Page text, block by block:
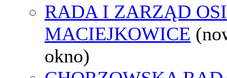
RADA I ZARZĄD
MACIEJKOWICE
okno)